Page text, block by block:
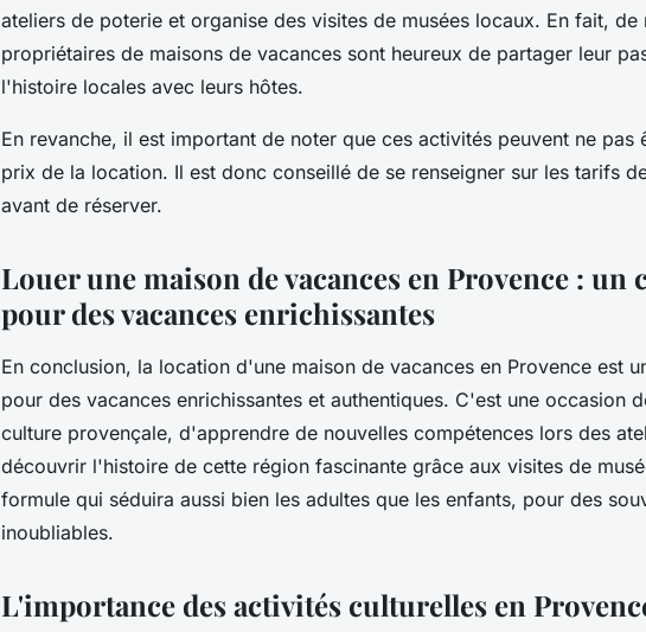
ateliers de poterie et organise des visites de musées locaux. En fait, de
propriétaires de maisons de vacances sont heureux de partager leur
l'histoire locales avec leurs hôtes.
En revanche, il est important de noter que ces activités peuvent ne pas
prix de la location. Il est donc conseillé de se renseigner sur les tarifs
avant de réserver.
Louer une maison de vacances en Provence :
pour des vacances enrichissantes
En conclusion, la location d'une maison de vacances en Provence est
pour des vacances enrichissantes et authentiques. C'est une occasion
culture provençale, d'apprendre de nouvelles compétences lors des
découvrir l'histoire de cette région fascinante grâce aux visites de
formule qui séduira aussi bien les adultes que les enfants, pour des
inoubliables.
L'importance des activités culturelles en